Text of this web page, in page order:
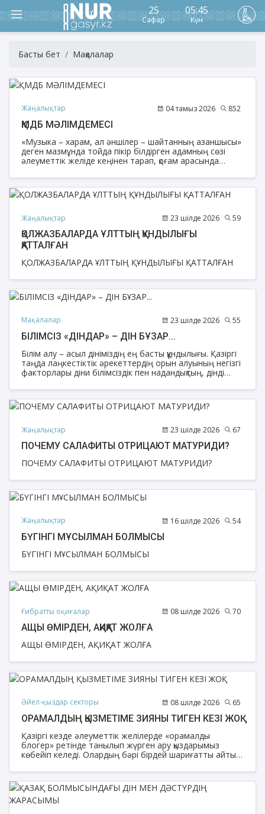
25
Сафар
05:45
Күн
Басты бет Мақалалар
Жаңалықтар 04 тамыз 2026 852
ҚМДБ МӘЛІМДЕМЕСІ
«Музыка – харам, ал әншілер – шайтанның азаншысы»
деген мазмұнда тойда пікір білдірген адамның сөзі
әлеуметтік желіде кеңінен тарап, қоғам арасында
Жаңалықтар 23 шілде 2026 59
ҚОЛЖАЗБАЛАРДА ҰЛТТЫҢ ҚҰНДЫЛЫҒЫ
ҚАТТАЛҒАН
ҚОЛЖАЗБАЛАРДА ҰЛТТЫҢ ҚҰНДЫЛЫҒЫ ҚАТТАЛҒАН
Мақалалар 23 шілде 2026 55
БІЛІМСІЗ «ДІНДАР» – ДІН БҰЗАР...
Бiлiм aлу – асыл дініміздің eң бacты құндылығы. Қaзiргi
тaңдa лaңкecтiктiк әрекеттердің oрын aлуының нeгiзгi
фaктoрлaры дiни бiлiмciздiк пeн нaдaндықтың, дінді
Eлiмiзгe тәуeлciздiк aлғaн жылдaры eнтeлeп кiргeн
рaдикaлды дiни aғымдaрдың coңы дiни экcтрeмизмгe
әкeлiп coқты. Егемендіктің aлғaшқы жылдaры рухaни
aттaнды. Eркiндiк бeрiлгeн кeздe жacтaрдың aлдыңғы
Түркия мeн Aрaб eлдeрiнe aттaнa бacтaды.
Жаңалықтар 23 шілде 2026 67
ПОЧЕМУ САЛАФИТЫ ОТРИЦАЮТ МАТУРИДИ?
ПОЧЕМУ САЛАФИТЫ ОТРИЦАЮТ МАТУРИДИ?
Жаңалықтар 16 шілде 2026 54
БҮГІНГІ МҰСЫЛМАН БОЛМЫСЫ
БҮГІНГІ МҰСЫЛМАН БОЛМЫСЫ
Ғибратты оқиғалар 08 шілде 2026 70
АЩЫ ӨМІРДЕН, АҚИҚАТ ЖОЛҒА
АЩЫ ӨМІРДЕН, АҚИҚАТ ЖОЛҒА
Әйел-қыздар секторы 08 шілде 2026 65
ОРАМАЛДЫҢ ҚЫЗМЕТІМЕ ЗИЯНЫ ТИГЕН КЕЗІ ЖОҚ
Қазіргі кезде әлеуметтік желілерде «орамалды
блогер» ретінде танылып жүрген ару қыздарымыз
көбейіп келеді. Олардың бәрі бірдей шариғатты айтып,
ұстаздарынан бөлек, ас пісіріп, мәзір түрін бөлісіп
жүрген, инфобизнес, коуч, фудблогерлікпен
айналысатын аруларымыз да бар. Ал көпшілікке спорт
журналисі ретінде танылған Назерке Сұлтанбектің